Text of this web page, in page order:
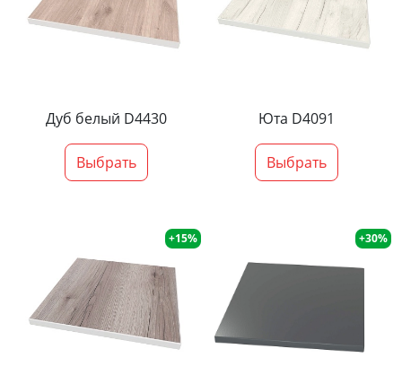
Дуб белый D4430
Выбрать
Юта D4091
Выбрать
+15% +30%